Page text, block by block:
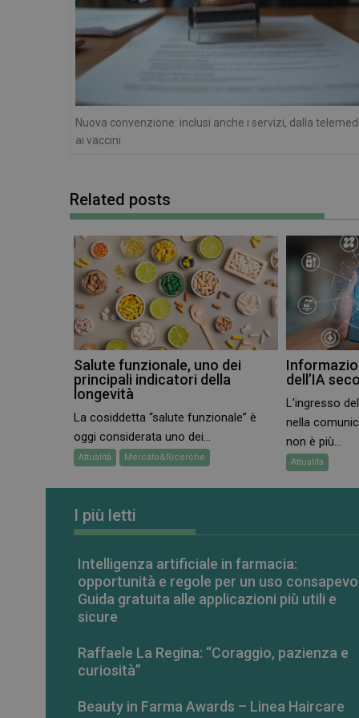
Nuova convenzione: inclusi anche i servizi, dalla
ai vaccini
Related posts
Salute funzionale, uno dei
principali indicatori della
longevità
La cosiddetta “salute funzionale” è
oggi considerata uno dei...
Attualità Mercato&Ricerche
dell’IA
L’ingresso
nella
non è più...
Attualità
I più letti
Intelligenza artificiale in farmacia:
opportunità e regole per un uso
Guida gratuita alle applicazioni più utili e
sicure
Raffaele La Regina: “Coraggio, pazienza e
curiosità”
Beauty in Farma Awards – Linea Haircare
I cookie necessari
e l'accesso alle
NOME
_ga
NOME
YSC
NOME
__Secure-
__Secure-YNID